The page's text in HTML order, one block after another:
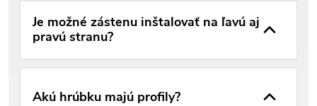
Je možné zástenu inštalovať na ľavú aj
pravú stranu?
Akú hrúbku majú profily?